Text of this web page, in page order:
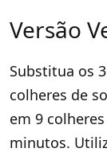
Versão
Substitua os
colheres de
em 9
minutos.